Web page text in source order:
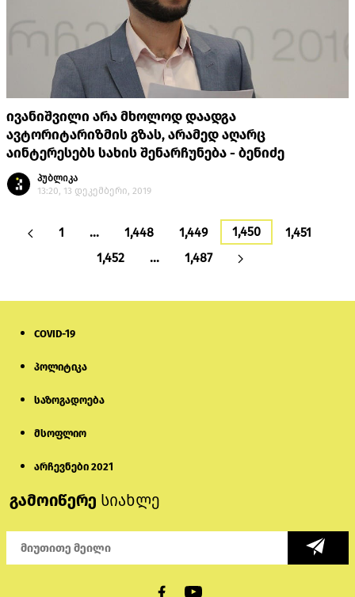
ივანიშვილი არა მხოლოდ დაადგა
ავტორიტარიზმის გზას, არამედ აღარც
აინტერესებს სახის შენარჩუნება - ბენიძე
პუბლიკა
13:20, 13 დეკემბერი, 2019
1 … 1,448 1,449 1,450
1,451
1,452
… 1,487
COVID-19
პოლიტიკა
საზოგადოება
მსოფლიო
არჩევნები 2021
გამოიწერე სიახლე